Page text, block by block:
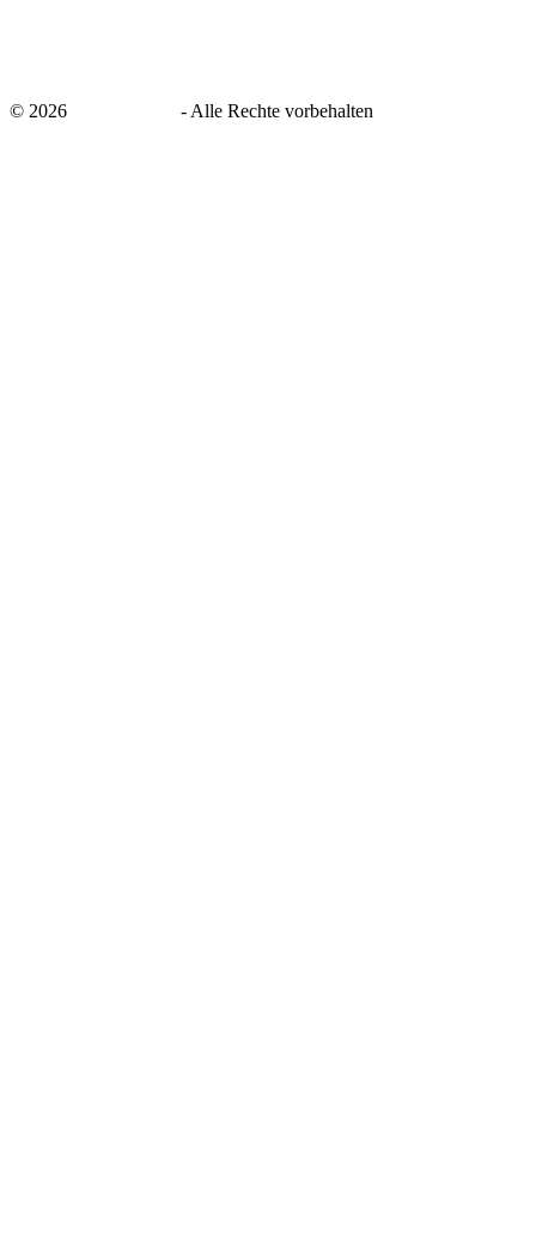
© 2026 - Alle Rechte vorbehalten